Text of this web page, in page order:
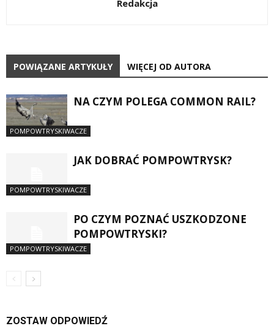
Redakcja
POWIĄZANE ARTYKUŁY WIĘCEJ OD AUTORA
POMPOWTRYSKIWACZE
NA CZYM POLEGA COMMON RAIL?
POMPOWTRYSKIWACZE
JAK DOBRAĆ POMPOWTRYSK?
POMPOWTRYSKIWACZE
PO CZYM POZNAĆ USZKODZONE
POMPOWTRYSKI?
ZOSTAW ODPOWIEDŹ